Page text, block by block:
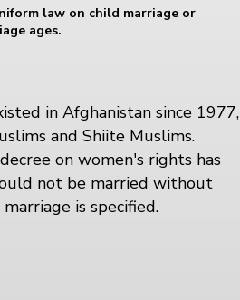
law on child marriage or
ages.
in Afghanistan since 1977,
and Shiite Muslims.
on women's rights has
not be married without
is specified.